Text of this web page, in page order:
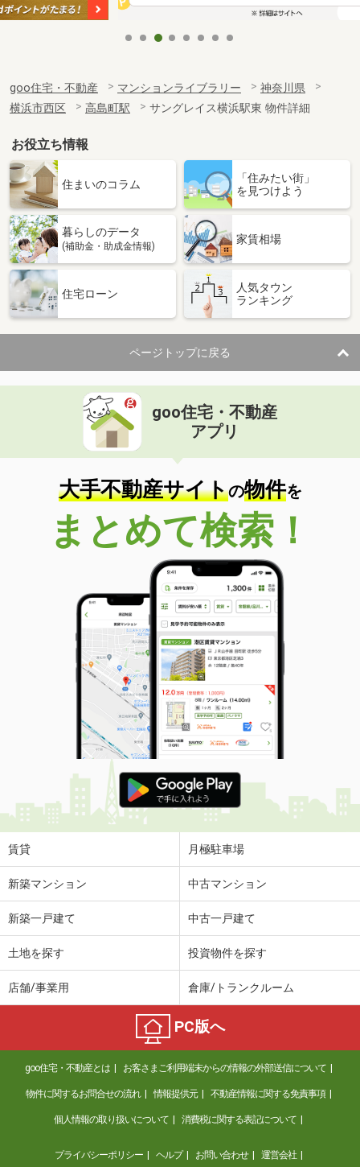
goo住宅・不動産 マンションライブラリー
神奈川県
横浜市西区
高島町駅 サングレイス横浜駅東 物件詳細
お役立ち情報
住まいのコラム
「住みたい街」
を見つけよう
暮らしのデータ
(補助金・助成金情報)
家賃相場
住宅ローン
人気タウン
ランキング
ページトップに戻る
goo住宅・不動産
アプリ
大手不動産サイトの物件を
まとめて検索！
賃貸 月極駐車場
新築マンション 中古マンション
新築一戸建て 中古一戸建て
土地を探す 投資物件を探す
店舗/事業用 倉庫/トランクルーム
PC版へ
goo住宅・不動産とは お客さまご利用端末からの情報の外部送信について
物件に関するお問合せの流れ 情報提供元 不動産情報に関する免責事項
個人情報の取り扱いについて 消費税に関する表記について
プライバシーポリシー ヘルプ お問い合わせ 運営会社